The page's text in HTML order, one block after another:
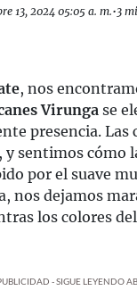
13, 2024 05:05 a. m.•3
, nos
Virunga se
presencia. Las
sentimos cómo
por el suave
nos dejamos
los colores
- SIGUE LEYENDO